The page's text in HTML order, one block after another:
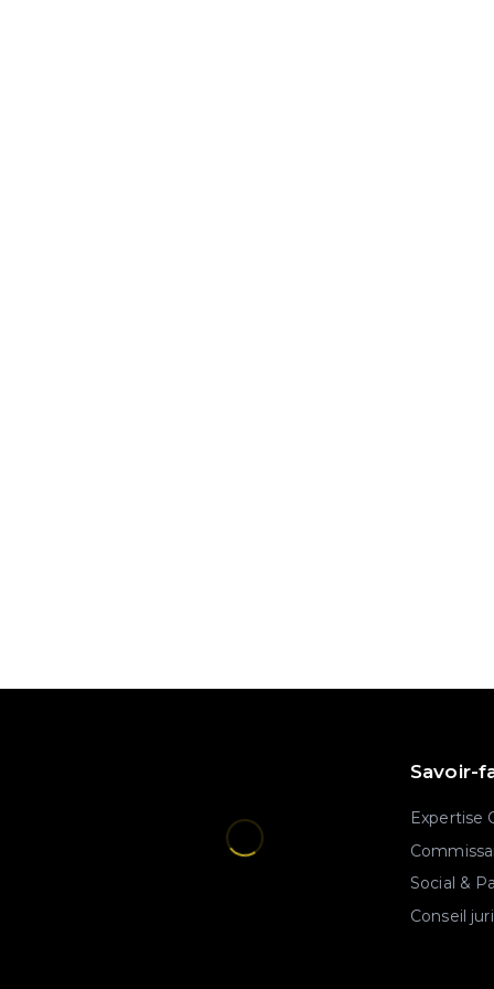
Savoir-
Expertise
Social &
Conseil